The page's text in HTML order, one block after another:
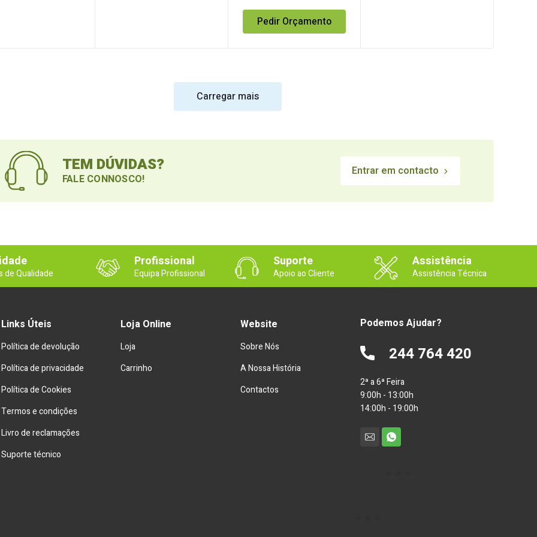
Gravity
Pedir Orçamento
Carregar mais
TEM DÚVIDAS?
FALE CONNOSCO!
Entrar em contacto
de Qualidade
Profissional
Equipa Profissional
Suporte
Apoio ao Cliente
Assistência
Assistência Técnica
Links Úteis
Política de devolução
Política de privacidade
Política de Cookies
Termos e condições
Livro de reclamações
Suporte técnico
Loja Online
Loja
Carrinho
Website
Sobre Nós
A Nossa História
Contactos
Podemos Ajudar?
244 764 420
2ª a 6ª Feira
9:00h - 13:00h
14:00h - 19:00h